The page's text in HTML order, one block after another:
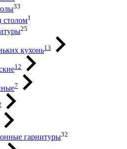
33
столом1
25
кухонь13
12
7
гарнитуры32